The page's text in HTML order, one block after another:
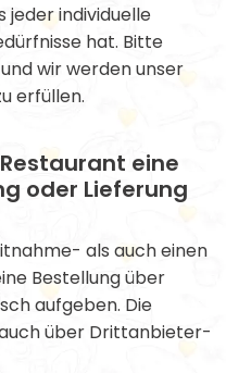
jeder individuelle
hat. Bitte
wir werden unser
erfüllen.
eine
oder Lieferung
als auch einen
Bestellung über
aufgeben. Die
über Drittanbieter-